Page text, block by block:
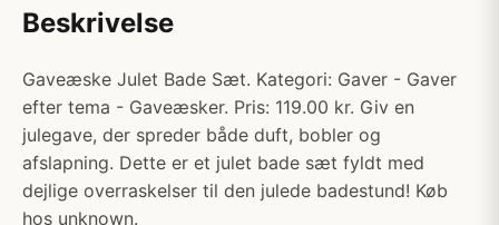
Beskrivelse
Gaveæske Julet Bade Sæt. Kategori: Gaver - Gaver
efter tema - Gaveæsker. Pris: 119.00 kr. Giv en
julegave, der spreder både duft, bobler og
afslapning. Dette er et julet bade sæt fyldt med
dejlige overraskelser til den julede badestund! Køb
hos unknown.